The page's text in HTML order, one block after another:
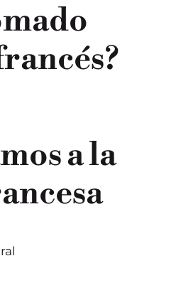
a la